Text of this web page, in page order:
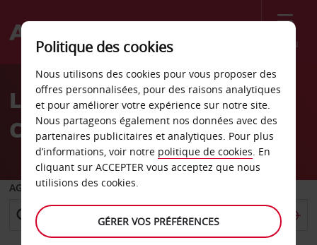
Menu
Welcome
AvisLocation de voiture
Chersonissos
AGENCE DE DÉPART
Politique des cookies
Nous utilisons des cookies pour vous proposer des
offres personnalisées, pour des raisons analytiques
et pour améliorer votre expérience sur notre site.
Nous partageons également nos données avec des
partenaires publicitaires et analytiques. Pour plus
d’informations, voir notre politique de cookies. En
cliquant sur ACCEPTER vous acceptez que nous
utilisions des cookies.
GÉRER VOS PRÉFÉRENCES